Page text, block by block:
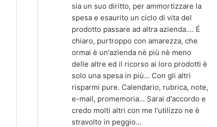
sia un suo diritto, per ammortizzare la
spesa e esaurito un ciclo di vita del
prodotto passare ad altra azienda.... É
chiaro, purtroppo con amarezza, che
ormai è un'azienda nè più nè meno
delle altre ed il ricorso ai loro prodotti è
solo una spesa in più... Con gli altri
risparmi pure. Calendario, rubrica, note,
e-mail, promemoria... Sarai d'accordo e
credo molti altri con me l'utilizzo ne è
stravolto in peggio...